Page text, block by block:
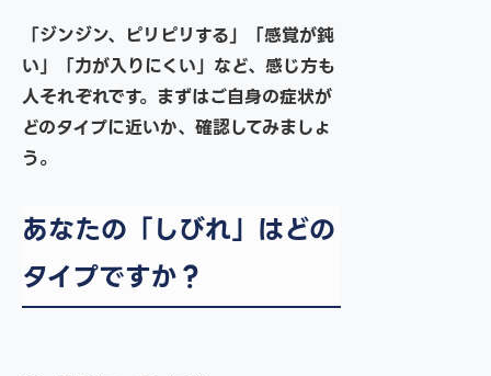
「ジンジン、ピリピリする」「感覚が鈍
い」「力が入りにくい」など、感じ方も
人それぞれです。まずはご自身の症状が
どのタイプに近いか、確認してみましょ
う。
あなたの「しびれ」はどの
タイプですか？